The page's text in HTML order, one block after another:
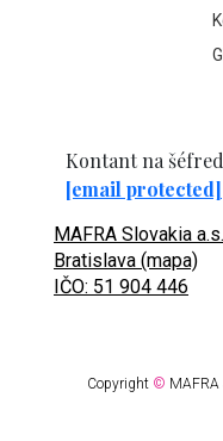
Kontant na
[email protected]
MAFRA Slovakia
Bratislava (mapa)
IČO: 51 904 446
Copyright © MAFRA